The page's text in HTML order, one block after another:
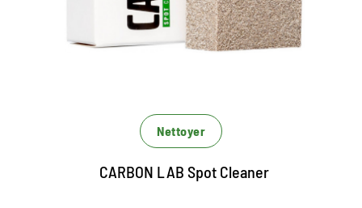
Supprime la saleté ponctuelle
Spécialement conçu pour la routeuse
Nettoyer
CARBON LAB Spot Cleaner